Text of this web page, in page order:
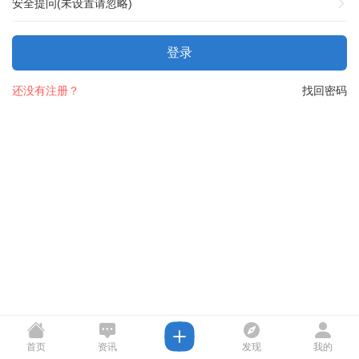
安全提问(未设置请忽略)
登录
找回密码
还没有注册？
首页 资讯 发现 我的